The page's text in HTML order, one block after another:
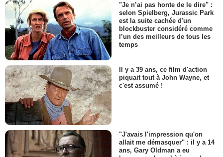
"Je n’ai pas honte de le dire" :
selon Spielberg, Jurassic Park
est la suite cachée d'un
blockbuster considéré comme
l’un des meilleurs de tous les
temps
Il y a 39 ans, ce film d'action
piquait tout à John Wayne, et
c'est assumé !
"J'avais l'impression qu'on
allait me démasquer" : il y a 14
ans, Gary Oldman a eu